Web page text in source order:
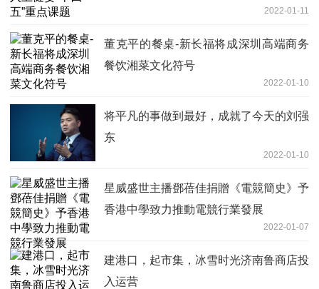
2022-01-11
董克平的餐桌-新长福将成深圳高端商务
餐饮湘菜文化符号
2022-01-10
将平凡的事做到最好，成就了今天的刘强
东
2022-01-10
星威盛世主播鄧蓓佳捐贈《電競簡史》予
香港中學致力推動電競行業發展
2022-01-07
建港口，起市集，冰雪时光济南鲁商店投
入运营